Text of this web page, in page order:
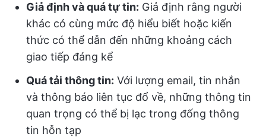
Giả định và quá tự tin: Giả định rằng người
khác có cùng mức độ hiểu biết hoặc kiến
thức có thể dẫn đến những khoảng cách
giao tiếp đáng kể
Quá tải thông tin: Với lượng email, tin nhắn
và thông báo liên tục đổ về, những thông tin
quan trọng có thể bị lạc trong đống thông
tin hỗn tạp